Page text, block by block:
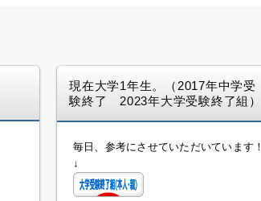
現在大学1年生。（2017年中学受
験終了 2023年大学受験終了組）
毎日、参考にさせていただいています！
↓